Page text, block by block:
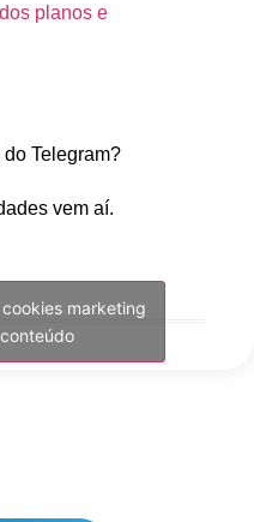
planos e
Telegram?
vem aí.
marketing